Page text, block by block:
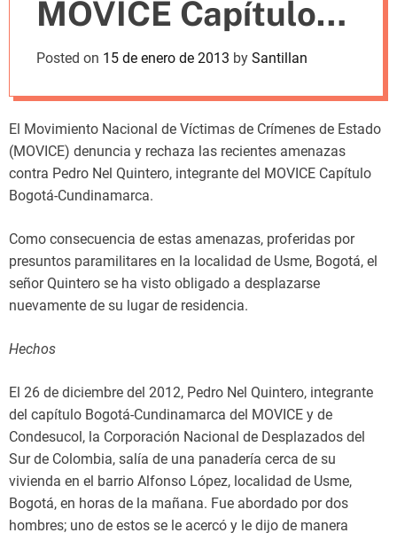
m
o
e
MOVICE Capítulo
Bogotá
Posted on 15 de enero de 2013 by Santillan
El Movimiento Nacional de Víctimas de Crímenes de Estado
(MOVICE) denuncia y rechaza las recientes amenazas
contra Pedro Nel Quintero, integrante del MOVICE Capítulo
Bogotá-Cundinamarca.
Como consecuencia de estas amenazas, proferidas por
presuntos paramilitares en la localidad de Usme, Bogotá, el
señor Quintero se ha visto obligado a desplazarse
nuevamente de su lugar de residencia.
Hechos
El 26 de diciembre del 2012, Pedro Nel Quintero, integrante
del capítulo Bogotá-Cundinamarca del MOVICE y de
Condesucol, la Corporación Nacional de Desplazados del
Sur de Colombia, salía de una panadería cerca de su
vivienda en el barrio Alfonso López, localidad de Usme,
Bogotá, en horas de la mañana. Fue abordado por dos
hombres; uno de estos se le acercó y le dijo de manera